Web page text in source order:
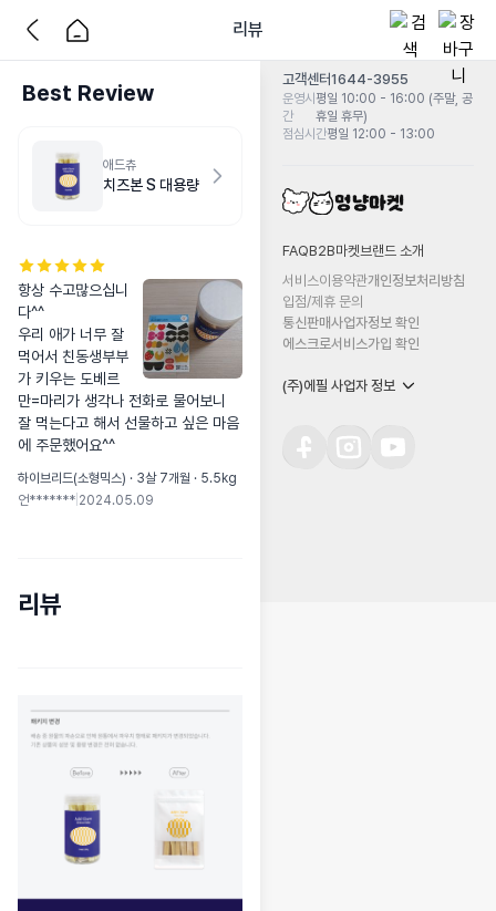
리뷰
Best Review
애드츄
치즈본 S 대용량
항상 수고많으십니
다^^
우리 애가 너무 잘
먹어서 친동생부부
가 키우는 도베르
만=마리가 생각나 전화로 물어보니
잘 먹는다고 해서 선물하고 싶은 마음
에 주문했어요^^
하이브리드(소형믹스) · 3살 7개월 · 5.5kg
언******* 2024.05.09
리뷰
고객센터1644-3955
운영시
간
평일 10:00 - 16:00 (주말, 공
휴일 휴무)
점심시간평일 12:00 - 13:00
FAQB2B마켓 브랜드 소개
서비스이용약관개인정보처리방침
입점/제휴 문의
통신판매사업자정보 확인
에스크로서비스가입 확인
(주)에필 사업자 정보